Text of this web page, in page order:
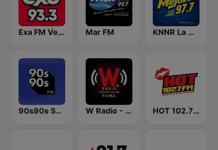
Exa FM Veracruz Mar FM KNNR La Mejor 97.7 FM
90s90s Soul & R&B W Radio - Puebla HOT 102.7 FM